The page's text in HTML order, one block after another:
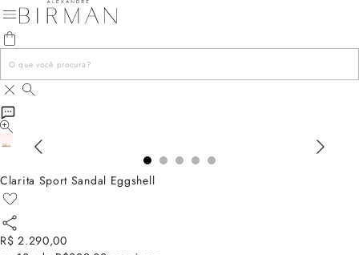
Clarita Sport Sandal Eggshell
R$ 2.290,00